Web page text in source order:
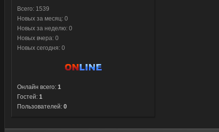
Всего: 1539
Новых за месяц: 0
Новых за неделю: 0
Новых вчера: 0
Новых сегодня: 0
Онлайн всего: 1
Гостей: 1
Пользователей: 0